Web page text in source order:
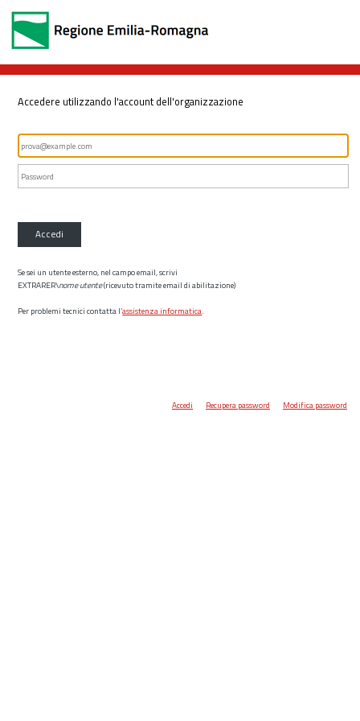
Accedere utilizzando l'account dell'organizzazione
Accedi
Se sei un utente esterno, nel campo email, scrivi
EXTRARER\nome utente(ricevuto tramite email di abilitazione)
Per problemi tecnici contatta l’assistenza informatica.
Accedi Recupera password Modifica password